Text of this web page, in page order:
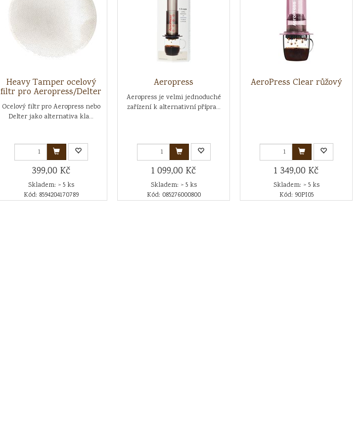
Heavy Tamper ocelový
filtr pro Aeropress/Delter
Ocelový filtr pro Aeropress nebo
Delter jako alternativa kla...
399,00 Kč
Skladem: > 5 ks
Kód: 8594204170789
Aeropress
Aeropress je velmi jednoduché
zařízení k alternativní přípra...
1 099,00 Kč
Skladem: > 5 ks
Kód: 085276000800
AeroPress Clear růžový
1 349,00 Kč
Skladem: > 5 ks
Kód: 90PI05